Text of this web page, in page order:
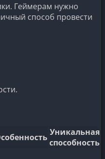
Геймерам нужно
способ провести
Уникальная
способность